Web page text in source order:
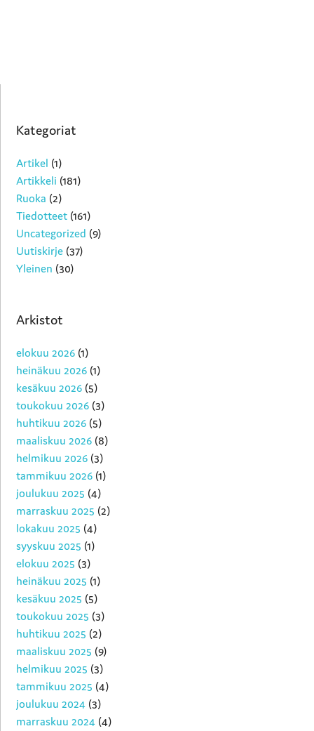
Kategoriat
Artikel (1)
Artikkeli (181)
Ruoka (2)
Tiedotteet (161)
Uncategorized (9)
Uutiskirje (37)
Yleinen (30)
Arkistot
elokuu 2026 (1)
heinäkuu 2026 (1)
kesäkuu 2026 (5)
toukokuu 2026 (3)
huhtikuu 2026 (5)
maaliskuu 2026 (8)
helmikuu 2026 (3)
tammikuu 2026 (1)
joulukuu 2025 (4)
marraskuu 2025 (2)
lokakuu 2025 (4)
syyskuu 2025 (1)
elokuu 2025 (3)
heinäkuu 2025 (1)
kesäkuu 2025 (5)
toukokuu 2025 (3)
huhtikuu 2025 (2)
maaliskuu 2025 (9)
helmikuu 2025 (3)
tammikuu 2025 (4)
joulukuu 2024 (3)
marraskuu 2024 (4)